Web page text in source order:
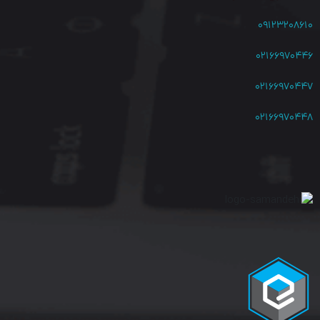
۰۹۱۲۳۲۰۸۶۱۰
۰۲۱۶۶۹۷۰۴۴۶
۰۲۱۶۶۹۷۰۴۴۷
۰۲۱۶۶۹۷۰۴۴۸